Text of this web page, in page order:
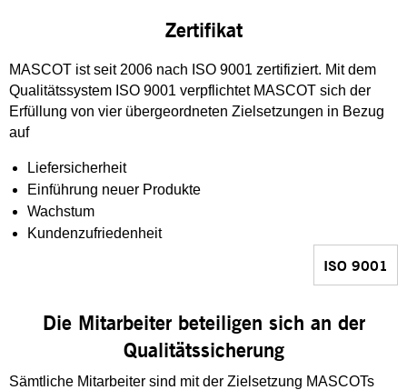
Zertifikat
MASCOT ist seit 2006 nach ISO 9001 zertifiziert. Mit dem
Qualitätssystem ISO 9001 verpflichtet MASCOT sich der
Erfüllung von vier übergeordneten Zielsetzungen in Bezug
auf
Liefersicherheit
Einführung neuer Produkte
Wachstum
Kundenzufriedenheit
ISO 9001
Die Mitarbeiter beteiligen sich an der
Qualitätssicherung
Sämtliche Mitarbeiter sind mit der Zielsetzung MASCOTs